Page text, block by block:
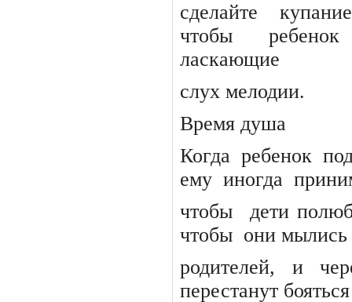
сделайте
купание
чтобы
ребенок
ласкающие
слух мелодии.
Время душа
Когда ребенок
ему иногда
чтобы
дети
чтобы они мылись
родителей, и
перестанут